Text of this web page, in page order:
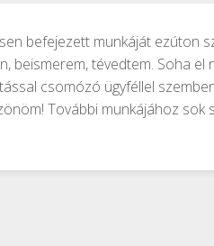
befejezett munkáját ezúton
beismerem, tévedtem. Soha
csomózó ügyféllel
További munkájához sok